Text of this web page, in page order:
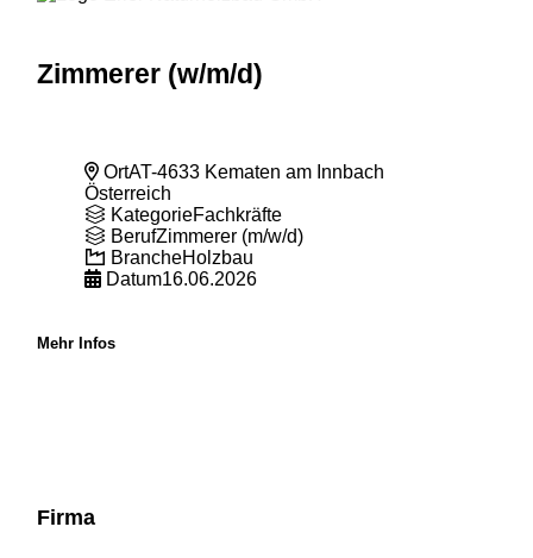
Zimmerer (w/m/d)
OrtAT-4633 Kematen am Innbach
Österreich
KategorieFachkräfte
BerufZimmerer (m/w/d)
BrancheHolzbau
Datum16.06.2026
Mehr Infos
Firma